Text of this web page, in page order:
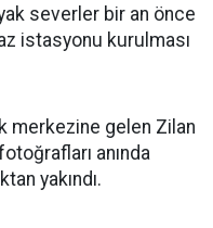
severler bir an önce
istasyonu kurulması
merkezine gelen Zilan
anında
yakındı.